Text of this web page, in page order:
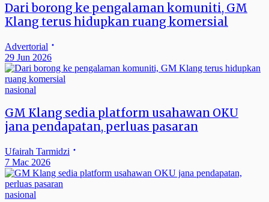
Dari borong ke pengalaman komuniti, GM
Klang terus hidupkan ruang komersial
Advertorial
29 Jun 2026
nasional
GM Klang sedia platform usahawan OKU
jana pendapatan, perluas pasaran
Ufairah Tarmidzi
7 Mac 2026
nasional